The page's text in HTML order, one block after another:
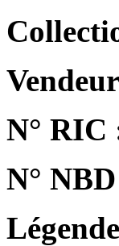
N° RIC
N°